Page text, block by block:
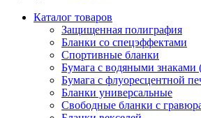
Каталог товаров
Защищенная полиграфия
Бланки со спецэффектами
Спортивные бланки
Бумага с водяными знаками
Бумага с флуоресцентной
Бланки универсальные
Свободные бланки с